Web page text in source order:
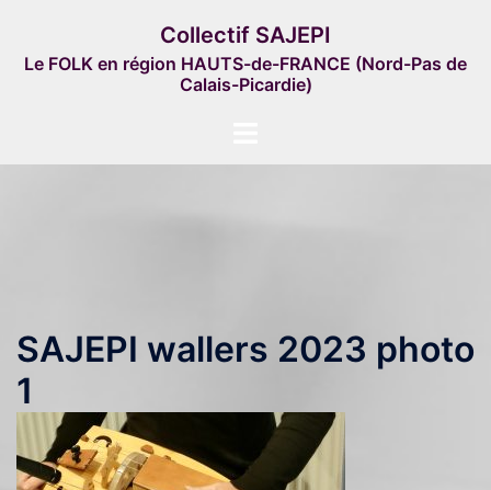
contenu
Collectif SAJEPI
Le FOLK en région HAUTS-de-FRANCE (Nord-Pas de
Calais-Picardie)
SAJEPI wallers 2023 photo
1